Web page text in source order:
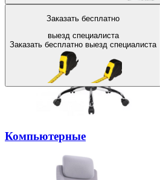
Заказать бесплатно
выезд специалиста
Заказать бесплатно выезд специалиста
Компьютерные